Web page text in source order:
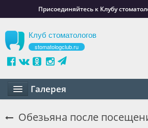
Присоединяйтесь к Клубу
Клуб стоматологов
stomatologclub.ru
Галерея
Обезьяна после